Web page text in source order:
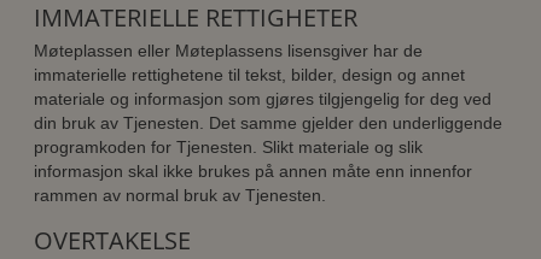
IMMATERIELLE RETTIGHETER
Møteplassen eller Møteplassens lisensgiver har de
immaterielle rettighetene til tekst, bilder, design og annet
materiale og informasjon som gjøres tilgjengelig for deg ved
din bruk av Tjenesten. Det samme gjelder den underliggende
programkoden for Tjenesten. Slikt materiale og slik
informasjon skal ikke brukes på annen måte enn innenfor
rammen av normal bruk av Tjenesten.
OVERTAKELSE